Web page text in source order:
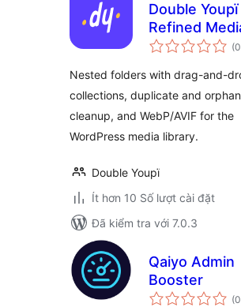
Double Youpï
Refined
Library –
(0
Nested folders with drag-and-
collections, duplicate and orphan
cleanup, and WebP/AVIF for the
WordPress media library.
Double Youpï
Ít hơn 10 Số lượt cài đặt
Đã kiểm tra với 7.0.3
Qaiyo Admin
Booster
(0